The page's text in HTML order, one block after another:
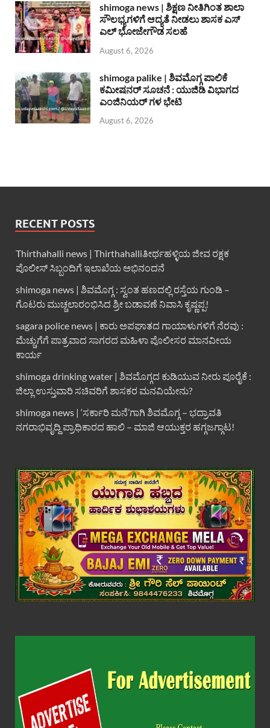
shimoga news | ಶಿಕ್ಷಣ ನೀತಿಗಿಂತ ಶಾಲಾ
ಸೌಲಭ್ಯಗಳಿಗೆ ಆದ್ಯತೆ ನೀಡಲು ಶಾಸಕ ಎಸ್
ಎಲ್ ಭೋಜೇಗೌಡ ಸಲಹೆ
August 6, 2026
shimoga palike | ಶಿವಮೊಗ್ಗ ಪಾಲಿಕೆ
ಕಮೀಷನರ್ ಸೂಚನೆ : ಯುಜಿಡಿ ವಿಭಾಗದ
ಎಂಜಿನಿಯರ್ ಗಳ ಭೇಟಿ
August 6, 2026
RECENT POSTS
Thirthahalli news | Thirthahalliತೀರ್ಥಹಳ್ಳಿಯ ಜೀವ ರಕ್ಷಕ
ಪೊಲೀಸ್ ಸಿಬ್ಬಂದಿಗೆ ಇಲಾಖೆಯ ಅಭಿನಂದನೆ
shimoga news | ಶಿವಮೊಗ್ಗ : ಸ್ವಂತ ಹಣದಲ್ಲಿ ರಸ್ತೆಯ ಗುಂಡಿ –
ಗೊಟರು ಮುಚ್ಚಲಾರಂಭಿಸಿದ ಶ್ರೀ ಬಡಾವಣೆ ನಿವಾಸಿ ಕೃಷ್ಣಪ್ಪ!
sagara police news | ಕಾರು ಅಪಘಾತದ ಗಾಯಾಳುಗಳಿಗೆ ನೆರವು :
ಮೆಚ್ಚುಗೆಗೆ ಪಾತ್ರವಾದ ಸಾಗರದ ಮಹಿಳಾ ಪೊಲೀಸರ ಮಾನವೀಯ
ಕಾರ್ಯ
shimoga drinking water | ಶಿವಮೊಗ್ಗದ ಕುಡಿಯುವ ನೀರು ಪೂರೈಕೆ :
ಜಿಲ್ಲಾ ಉಸ್ತುವಾರಿ ಸಚಿವರಿಗೆ ಶಾಸಕರ ಮನವಿಯೇನು?
shimoga news | ‘ಸರ್ಕಾರಿ ಮನೆ’ಗಾಗಿ ಶಿವಮೊಗ್ಗ – ಭದ್ರಾವತಿ
ನಗರಾಭಿವೃದ್ದಿ ಪ್ರಾಧಿಕಾರದ ಹಾಲಿ – ಮಾಜಿ ಆಯುಕ್ತರ ಹಗ್ಗಜಗ್ಗಾಟ!